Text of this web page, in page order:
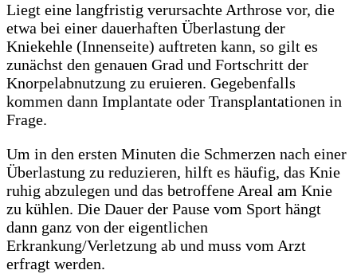
Liegt eine langfristig verursachte Arthrose vor, die
etwa bei einer dauerhaften Überlastung der
Kniekehle (Innenseite) auftreten kann, so gilt es
zunächst den genauen Grad und Fortschritt der
Knorpelabnutzung zu eruieren. Gegebenfalls
kommen dann Implantate oder Transplantationen in
Frage.
Um in den ersten Minuten die Schmerzen nach einer
Überlastung zu reduzieren, hilft es häufig, das Knie
ruhig abzulegen und das betroffene Areal am Knie
zu kühlen. Die Dauer der Pause vom Sport hängt
dann ganz von der eigentlichen
Erkrankung/Verletzung ab und muss vom Arzt
erfragt werden.